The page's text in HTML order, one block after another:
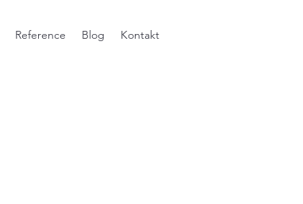
Reference Blog Kontakt